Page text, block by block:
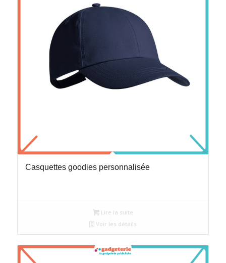
Casquettes goodies personnalisée
Lire la suite
Voir les détails